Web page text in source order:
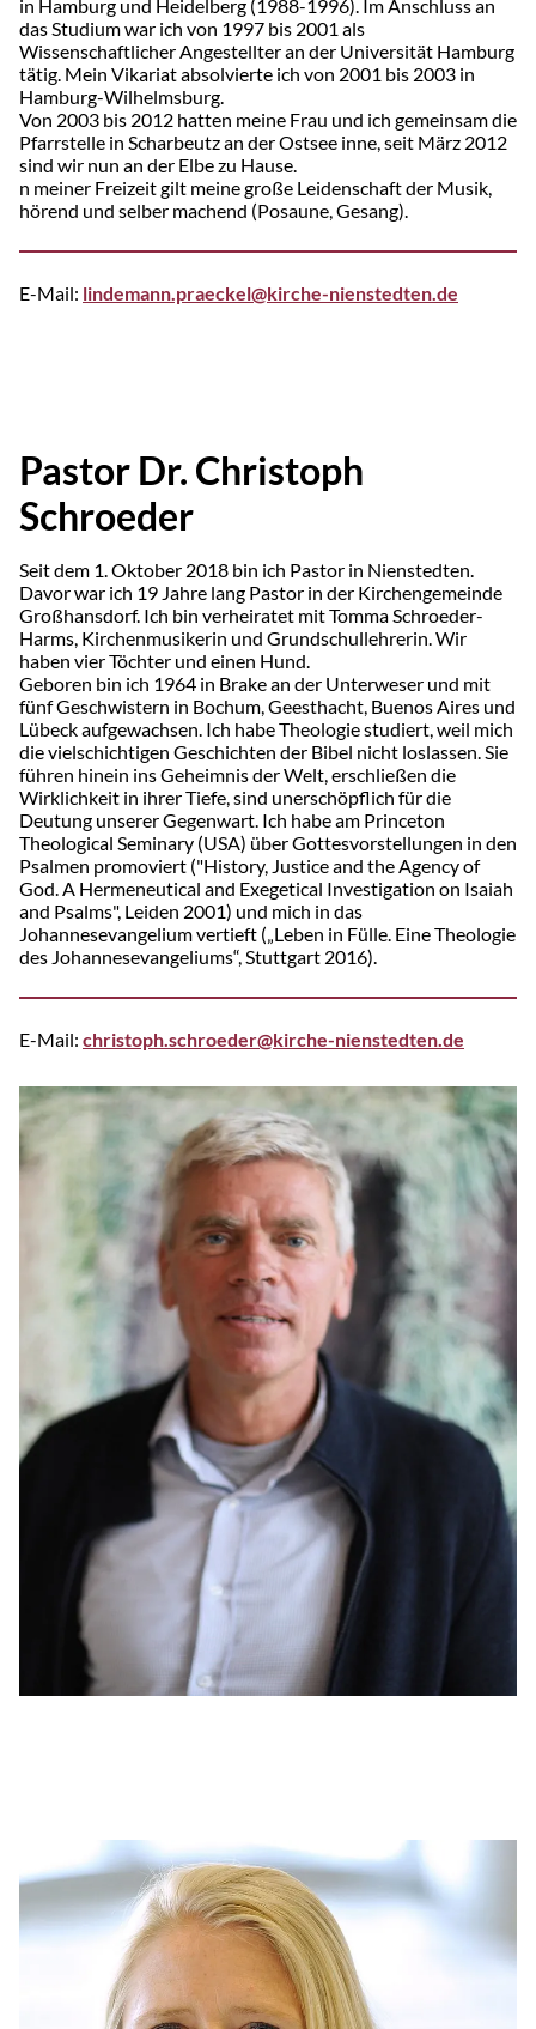
in Hamburg und Heidelberg (1988-1996). Im Anschluss an
das Studium war ich von 1997 bis 2001 als
Wissenschaftlicher Angestellter an der Universität Hamburg
tätig. Mein Vikariat absolvierte ich von 2001 bis 2003 in
Hamburg-Wilhelmsburg.
Von 2003 bis 2012 hatten meine Frau und ich gemeinsam die
Pfarrstelle in Scharbeutz an der Ostsee inne, seit März 2012
sind wir nun an der Elbe zu Hause.
n meiner Freizeit gilt meine große Leidenschaft der Musik,
hörend und selber machend (Posaune, Gesang).
E-Mail: lindemann.praeckel@kirche-nienstedten.de
Pastor Dr. Christoph
Schroeder
Seit dem 1. Oktober 2018 bin ich Pastor in Nienstedten.
Davor war ich 19 Jahre lang Pastor in der Kirchengemeinde
Großhansdorf. Ich bin verheiratet mit Tomma Schroeder-
Harms, Kirchenmusikerin und Grundschullehrerin. Wir
haben vier Töchter und einen Hund.
Geboren bin ich 1964 in Brake an der Unterweser und mit
fünf Geschwistern in Bochum, Geesthacht, Buenos Aires und
Lübeck aufgewachsen. Ich habe Theologie studiert, weil mich
die vielschichtigen Geschichten der Bibel nicht loslassen. Sie
führen hinein ins Geheimnis der Welt, erschließen die
Wirklichkeit in ihrer Tiefe, sind unerschöpflich für die
Deutung unserer Gegenwart. Ich habe am Princeton
Theological Seminary (USA) über Gottesvorstellungen in den
Psalmen promoviert ("History, Justice and the Agency of
God. A Hermeneutical and Exegetical Investigation on Isaiah
and Psalms", Leiden 2001) und mich in das
Johannesevangelium vertieft („Leben in Fülle. Eine Theologie
des Johannesevangeliums“, Stuttgart 2016).
E-Mail: christoph.schroeder@kirche-nienstedten.de